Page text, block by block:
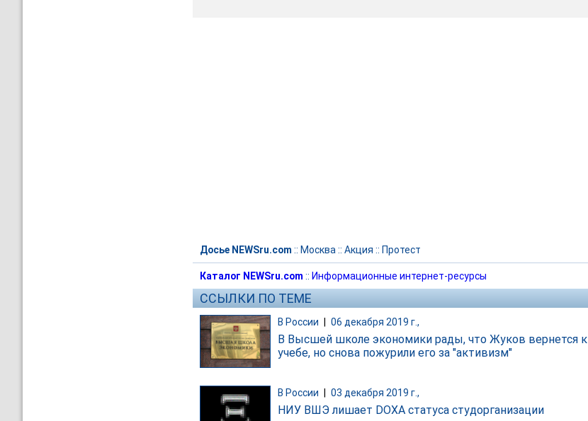
Досье NEWSru.com :: Москва :: Акция :: Протест
Каталог NEWSru.com :: Информационные интернет-ресурсы
ССЫЛКИ ПО ТЕМЕ
В России 06 декабря 2019 г.,
В Высшей школе экономики рады, что Жуков вернется к
учебе, но снова пожурили его за "активизм"
В России 03 декабря 2019 г.,
НИУ ВШЭ лишает DOXA статуса студорганизации